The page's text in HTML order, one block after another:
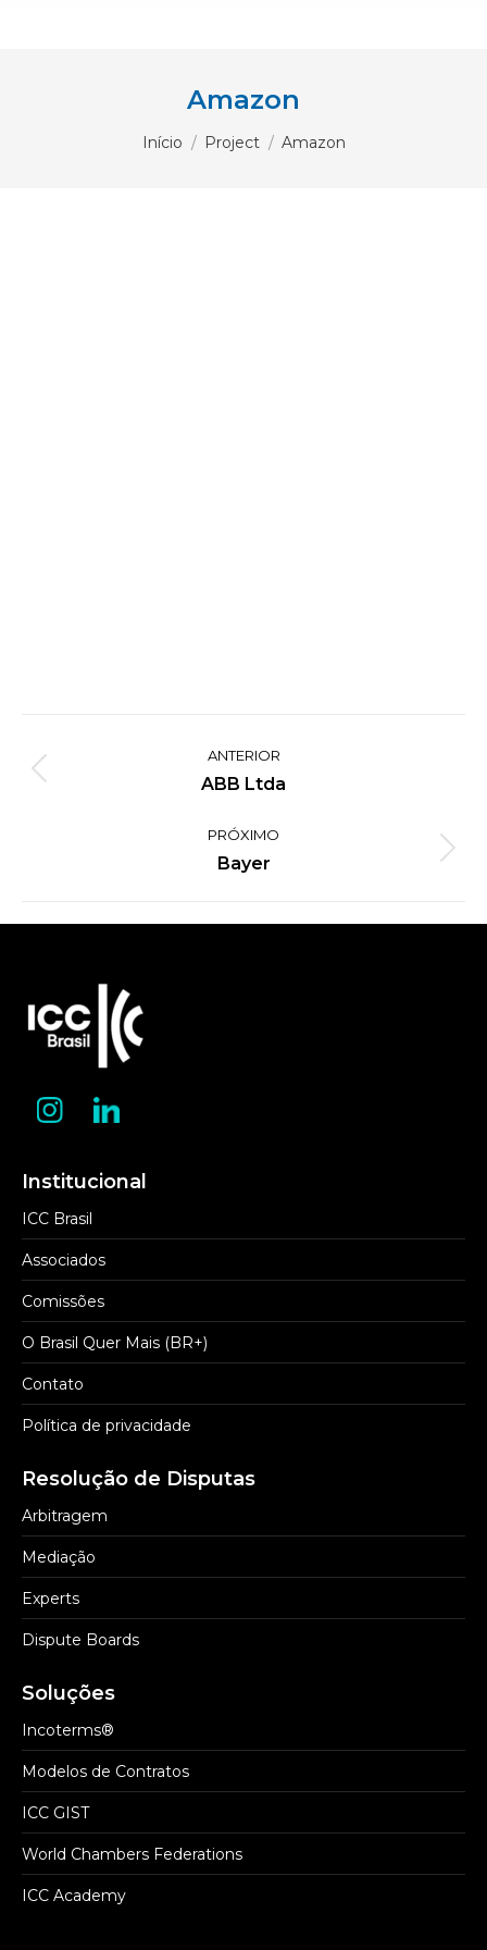
Amazon
Início Project Amazon
navigation
ANTERIOR
Previous
ABB Ltda
PRÓXIMO
Next
project:
Bayer
Institucional
ICC Brasil
Associados
Comissões
O Brasil Quer Mais (BR+)
Contato
Política de privacidade
Resolução de Disputas
Arbitragem
Mediação
Experts
Dispute Boards
Soluções
Incoterms®
Modelos de Contratos
ICC GIST
World Chambers Federations
ICC Academy